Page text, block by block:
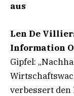
aus
Len De
Information
Gipfel:
verbessert den